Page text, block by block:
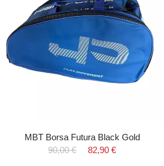
MBT Borsa Futura Black Gold
90,00 €
82,90 €